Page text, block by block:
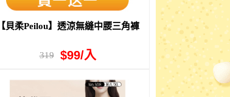
【貝柔Peilou】透涼無縫中腰三角褲
319 $99/入